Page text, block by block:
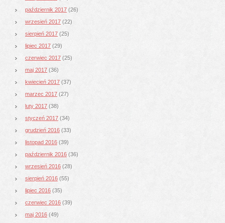
październik 2017 (26)
wrzesień 2017 (22)
sierpień 2017 (25)
lipiec 2017 (29)
czerwiec 2017 (25)
maj 2017 (36)
kwiecień 2017 (37)
marzec 2017 (27)
luty 2017 (38)
styczeń 2017 (34)
grudzień 2016 (33)
listopad 2016 (39)
październik 2016 (36)
wrzesień 2016 (28)
sierpień 2016 (55)
lipiec 2016 (35)
czerwiec 2016 (39)
maj 2016 (49)